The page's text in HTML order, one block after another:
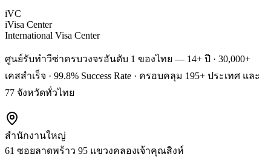
iVC
iVisa Center
International Visa Center
ศูนย์รับทำวีซ่าครบวงจรอันดับ 1 ของไทย — 14+ ปี · 30,000+
เคสสำเร็จ · 99.8% Success Rate · ครอบคลุม 195+ ประเทศ และ
77 จังหวัดทั่วไทย
สำนักงานใหญ่
61 ซอยลาดพร้าว 95 แขวงคลองเจ้าคุณสิงห์